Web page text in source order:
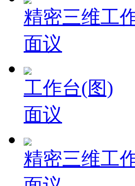
精密三维工
面议
工作台(图)
面议
精密三维工